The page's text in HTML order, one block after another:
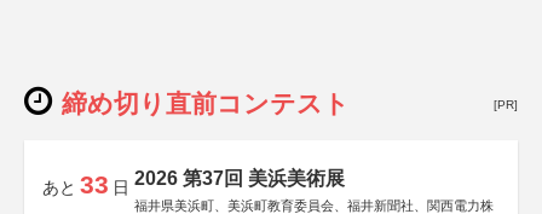
締め切り直前コンテスト [PR]
あと 33 日 2026 第37回 美浜美術展
福井県美浜町、美浜町教育委員会、福井新聞社、関西電力株